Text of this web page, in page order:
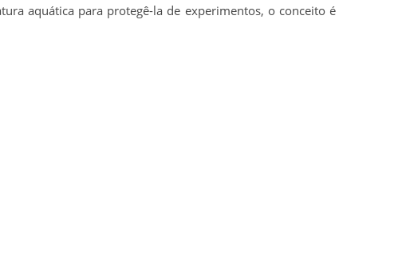
aquática para protegê-la de experimentos, o conceito é